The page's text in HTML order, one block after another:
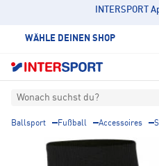
INTERSPORT
WÄHLE DEINEN SHOP
Wonach suchst du?
Ballsport Fußball Accessoires